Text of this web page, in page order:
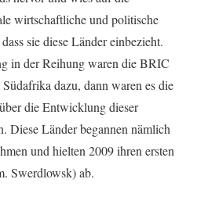
wirtschaftliche und politische
sie diese Länder einbezieht.
in der Reihung waren die BRIC
dazu, dann waren es die
die Entwicklung dieser
Diese Länder begannen nämlich
und hielten 2009 ihren ersten
Swerdlowsk) ab.